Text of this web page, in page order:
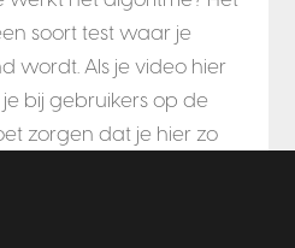
soort test waar je
wordt. Als je video hier
bij gebruikers op de
zorgen dat je hier zo